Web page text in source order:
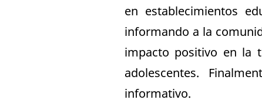
en establecimientos
informando a la
impacto positivo en la
adolescentes.
informativo.